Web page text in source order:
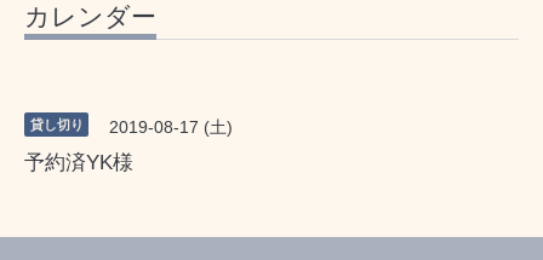
カレンダー
貸し切り 2019-08-17 (土)
予約済YK様